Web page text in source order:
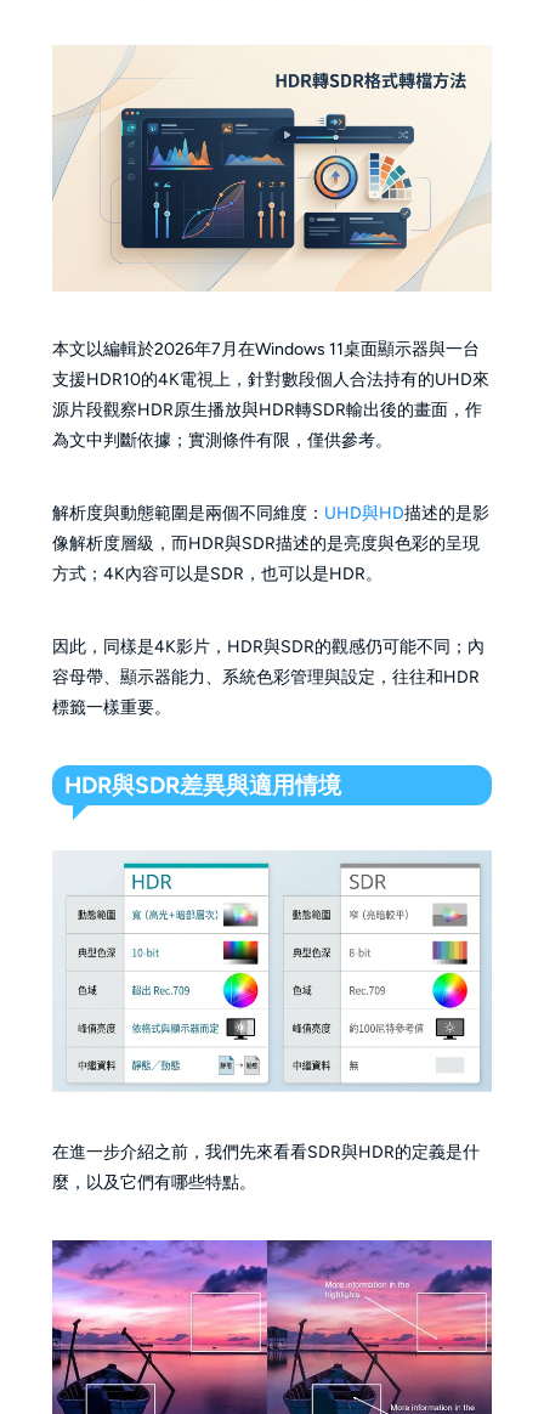
本文以編輯於2026年7月在Windows 11桌面顯示器與一台
支援HDR10的4K電視上，針對數段個人合法持有的UHD來
源片段觀察HDR原生播放與HDR轉SDR輸出後的畫面，作
為文中判斷依據；實測條件有限，僅供參考。
解析度與動態範圍是兩個不同維度： UHD與HD描述的是影
像解析度層級，而HDR與SDR描述的是亮度與色彩的呈現
方式；4K內容可以是SDR，也可以是HDR。
因此，同樣是4K影片，HDR與SDR的觀感仍可能不同；內
容母帶、顯示器能力、系統色彩管理與設定，往往和HDR
標籤一樣重要。
HDR與SDR差異與適用情境
在進一步介紹之前，我們先來看看SDR與HDR的定義是什
麼，以及它們有哪些特點。